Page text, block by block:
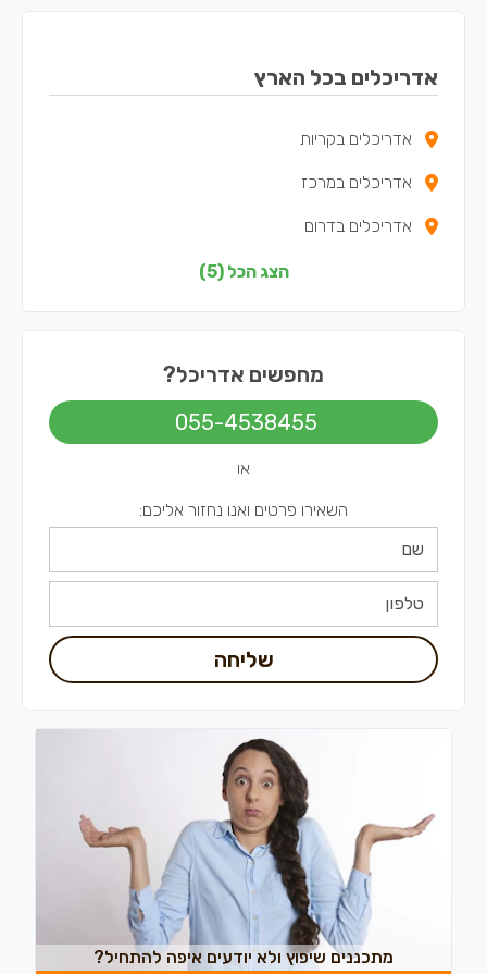
אדריכלים בכל הארץ
אדריכלים בקריות
אדריכלים במרכז
אדריכלים בדרום
אדריכלים בתל אביב
הצג הכל (5)
מחפשים אדריכל?
055-4538455
או
השאירו פרטים ואנו נחזור אליכם:
שליחה
מתכננים שיפוץ ולא יודעים איפה להתחיל?